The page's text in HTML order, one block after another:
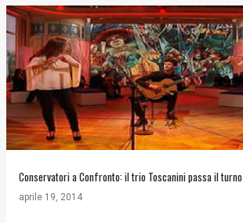
Conservatori a Confronto: il trio Toscanini passa il turno
aprile 19, 2014